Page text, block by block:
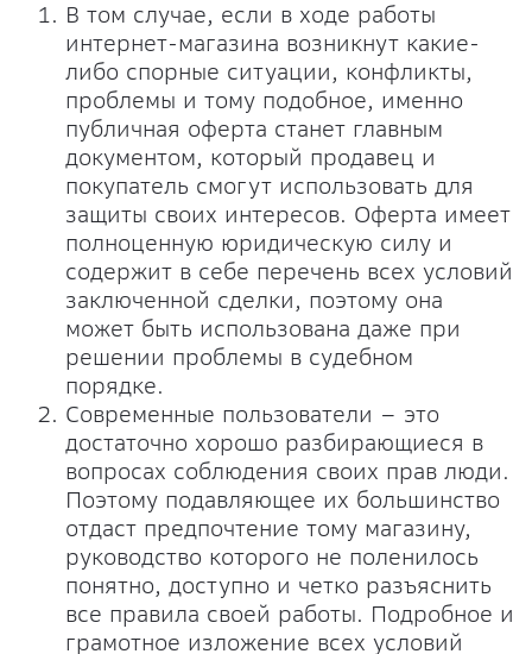
В том случае, если в ходе работы
интернет-магазина возникнут какие-
либо спорные ситуации, конфликты,
проблемы и тому подобное, именно
публичная оферта станет главным
документом, который продавец и
покупатель смогут использовать для
защиты своих интересов. Оферта имеет
полноценную юридическую силу и
содержит в себе перечень всех условий
заключенной сделки, поэтому она
может быть использована даже при
решении проблемы в судебном
порядке.
Современные пользователи – это
достаточно хорошо разбирающиеся в
вопросах соблюдения своих прав люди.
Поэтому подавляющее их большинство
отдаст предпочтение тому магазину,
руководство которого не поленилось
понятно, доступно и четко разъяснить
все правила своей работы. Подробное и
грамотное изложение всех условий